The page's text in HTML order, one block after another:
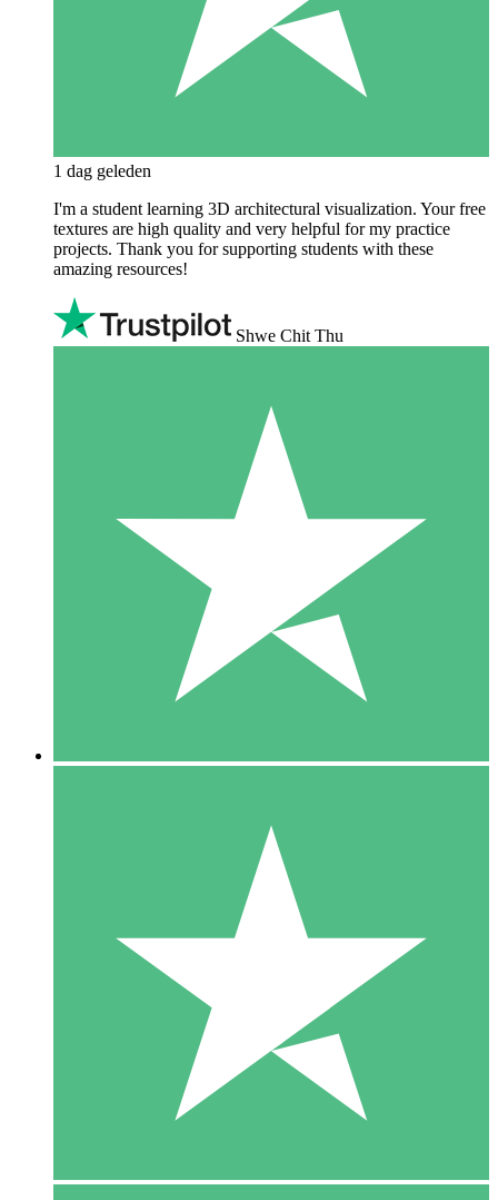
1 dag geleden
I'm a student learning 3D architectural visualization. Your free
textures are high quality and very helpful for my practice
projects. Thank you for supporting students with these
amazing resources!
Shwe Chit Thu